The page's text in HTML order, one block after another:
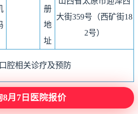
册
地
址
大街359号（西矿街18
2号）
口腔相关诊疗及预防
8月7日医院报价